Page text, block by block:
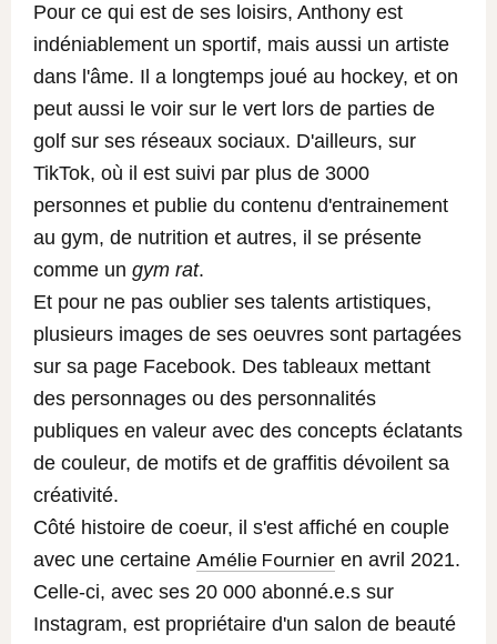
Pour ce qui est de ses loisirs, Anthony est
indéniablement un sportif, mais aussi un artiste
dans l'âme. Il a longtemps joué au hockey, et on
peut aussi le voir sur le vert lors de parties de
golf sur ses réseaux sociaux. D'ailleurs, sur
TikTok, où il est suivi par plus de 3000
personnes et publie du contenu d'entrainement
au gym, de nutrition et autres, il se présente
comme un gym rat.
Et pour ne pas oublier ses talents artistiques,
plusieurs images de ses oeuvres sont partagées
sur sa page Facebook. Des tableaux mettant
des personnages ou des personnalités
publiques en valeur avec des concepts éclatants
de couleur, de motifs et de graffitis dévoilent sa
créativité.
Côté histoire de coeur, il s'est affiché en couple
avec une certaine Amélie Fournier en avril 2021.
Celle-ci, avec ses 20 000 abonné.e.s sur
Instagram, est propriétaire d'un salon de beauté